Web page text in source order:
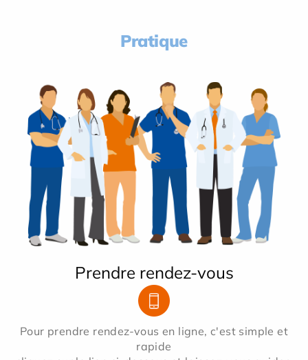
Pratique
Prendre rendez-vous
Pour prendre rendez-vous en ligne, c'est simple et
rapide